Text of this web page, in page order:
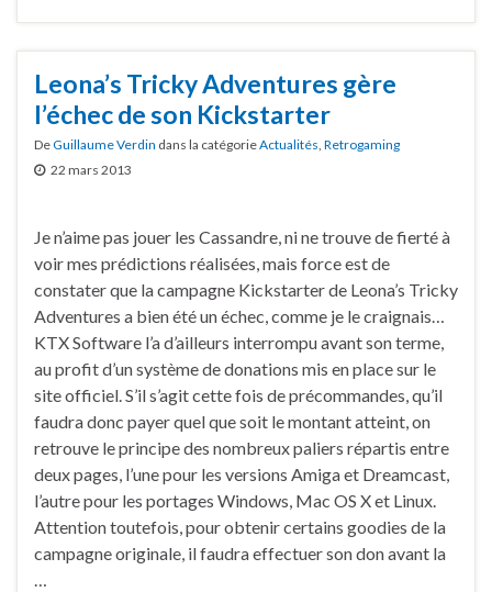
Leona’s Tricky Adventures gère
l’échec de son Kickstarter
DeGuillaume Verdin dans la catégorieActualités, Retrogaming
22 mars 2013
Je n’aime pas jouer les Cassandre, ni ne trouve de fierté à
voir mes prédictions réalisées, mais force est de
constater que la campagne Kickstarter de Leona’s Tricky
Adventures a bien été un échec, comme je le craignais…
KTX Software l’a d’ailleurs interrompu avant son terme,
au profit d’un système de donations mis en place sur le
site officiel. S’il s’agit cette fois de précommandes, qu’il
faudra donc payer quel que soit le montant atteint, on
retrouve le principe des nombreux paliers répartis entre
deux pages, l’une pour les versions Amiga et Dreamcast,
l’autre pour les portages Windows, Mac OS X et Linux.
Attention toutefois, pour obtenir certains goodies de la
campagne originale, il faudra effectuer son don avant la
…